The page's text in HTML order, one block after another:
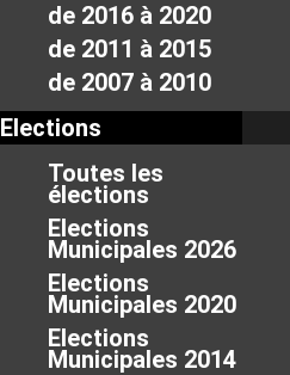
de 2016 à 2020
de 2011 à 2015
de 2007 à 2010
Elections
Toutes les
élections
Elections
Municipales 2026
Elections
Municipales 2020
Elections
Municipales 2014